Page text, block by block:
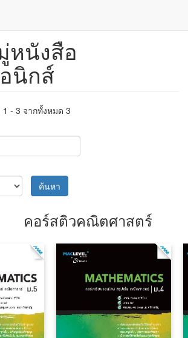
หนังสือ
นิกส์
- 3 จากทั้งหมด 3
ค้นหา
คอร์สติวคณิตศาสตร์